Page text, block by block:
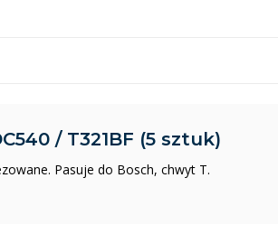
/ T321BF (5 sztuk)
Pasuje do Bosch, chwyt T.